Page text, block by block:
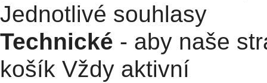
Jednotlivé souhlasy
Technické - aby naše
košík Vždy aktivní